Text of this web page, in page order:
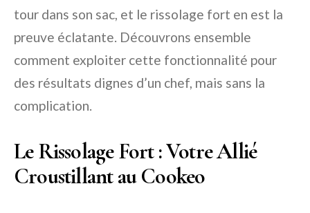
tour dans son sac, et le rissolage fort en est la
preuve éclatante. Découvrons ensemble
comment exploiter cette fonctionnalité pour
des résultats dignes d’un chef, mais sans la
complication.
Le Rissolage Fort : Votre Allié
Croustillant au Cookeo